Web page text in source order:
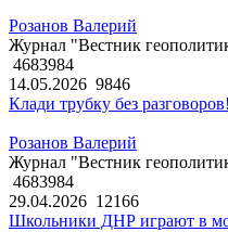
Розанов Валерий
Журнал "Вестник
4683984
14.05.2026 9846
Клади трубку без разговоров!
Розанов Валерий
Журнал "Вестник
4683984
29.04.2026 12166
Школьники ДНР играют в